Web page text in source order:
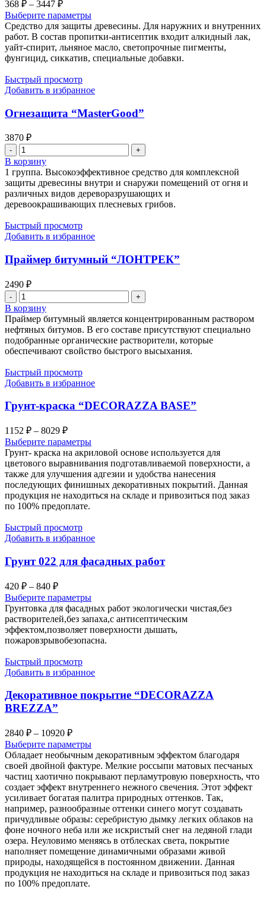
368 ₽ – 3447 ₽
цен:
368 ₽
–
3447 ₽
Выберите параметры
Средство для защиты древесины. Для наружних и внутренних
работ. В состав пропитки-антисептик входит алкидный лак,
уайт-спирит, льняное масло, светопрочные пигменты,
фунгицид, сиккатив, специальные добавки.
Быстрый просмотр
Добавить в избранное
Огнезащита “MasterGood”
3870 ₽
Количество
товара
Огнезащита
"MasterGood"
В корзину
1 группа. Высокоэффективное средство для комплексной
защиты древесины внутри и снаружи помещений от огня и
различных видов дереворазрушающих и
деревоокрашивающих плесневых грибов.
Быстрый просмотр
Добавить в избранное
Праймер битумный “ЛОНТРЕК”
2490 ₽
Количество
товара
Праймер
битумный
"ЛОНТРЕК"
В корзину
Праймер битумный является концентрированным раствором
нефтяных битумов. В его составе присутствуют специально
подобранные органические растворители, которые
обеспечивают свойство быстрого высыхания.
Быстрый просмотр
Добавить в избранное
Грунт-краска “DECORAZZA BASE”
1152 ₽ – 8029 ₽Диапазон
цен:
1152 ₽
–
8029 ₽
Выберите параметры
Грунт- краска на акриловой основе используется для
цветового выравнивания подготавливаемой поверхности, а
также для улучшения адгезии и удобства нанесения
последующих финишных декоративных покрытий. Данная
продукция не находиться на складе и привозиться под заказ
по 100% предоплате.
Быстрый просмотр
Добавить в избранное
Грунт 022 для фасадных работ
420 ₽ – 840 ₽Диапазон
цен:
420 ₽
–
840 ₽
Выберите параметры
Грунтовка для фасадных работ экологически чистая,без
растворителей,без запаха,с антисептическим
эффектом,позволяет поверхности дышать,
пожаровзрывобезопасна.
Быстрый просмотр
Добавить в избранное
Декоративное покрытие “DECORAZZA
BREZZA”
2840 ₽ – 10920 ₽Диапазон
цен:
2840 ₽
–
10920 ₽
Выберите параметры
Обладает необычным декоративным эффектом благодаря
своей двойной фактуре. Мелкие россыпи матовых песчаных
частиц хаотично покрывают перламутровую поверхность, что
создает эффект внутреннего нежного свечения. Этот эффект
усиливает богатая палитра природных оттенков. Так,
например, разнообразные оттенки синего могут создавать
причудливые образы: серебристую дымку легких облаков на
фоне ночного неба или же искристый снег на ледяной глади
озера. Неуловимо меняясь в отблесках света, покрытие
наполняет помещение динамичными образами живой
природы, находящейся в постоянном движении. Данная
продукция не находиться на складе и привозиться под заказ
по 100% предоплате.